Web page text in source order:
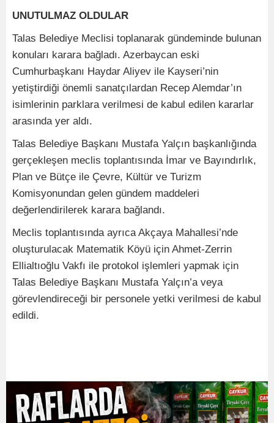
UNUTULMAZ OLDULAR
Talas Belediye Meclisi toplanarak gündeminde bulunan
konuları karara bağladı. Azerbaycan eski
Cumhurbaşkanı Haydar Aliyev ile Kayseri’nin
yetiştirdiği önemli sanatçılardan Recep Alemdar’ın
isimlerinin parklara verilmesi de kabul edilen kararlar
arasında yer aldı.
Talas Belediye Başkanı Mustafa Yalçın başkanlığında
gerçekleşen meclis toplantısında İmar ve Bayındırlık,
Plan ve Bütçe ile Çevre, Kültür ve Turizm
Komisyonundan gelen gündem maddeleri
değerlendirilerek karara bağlandı.
Meclis toplantısında ayrıca Akçaya Mahallesi’nde
oluşturulacak Matematik Köyü için Ahmet-Zerrin
Ellialtıoğlu Vakfı ile protokol işlemleri yapmak için
Talas Belediye Başkanı Mustafa Yalçın’a veya
görevlendireceği bir personele yetki verilmesi de kabul
edildi.